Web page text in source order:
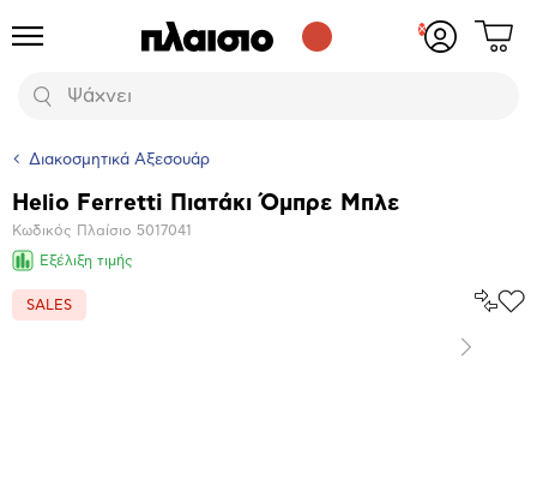
Προϊόντα
Αναζήτηση
Δες
Διακοσμητικά Αξεσουάρ
Βασικά
χαρακτηριστικά
Helio Ferretti Πιατάκι Όμπρε Μπλε
Κωδικός Πλαίσιο 5017041
Εξέλιξη τιμής
SALES
Επόμενο